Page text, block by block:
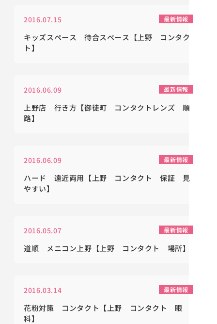
2016.07.15 最新情報
キッズスペース 待合スペース【上野 コンタク
ト】
2016.06.09 最新情報
上野店 行き方【御徒町 コンタクトレンズ 順
路】
2016.06.09 最新情報
ハード 遠近両用【上野 コンタクト 保証 見
やすい】
2016.05.07 最新情報
道順 メニコン上野【上野 コンタクト 場所】
2016.03.14 最新情報
花粉対策 コンタクト【上野 コンタクト 眼
科】